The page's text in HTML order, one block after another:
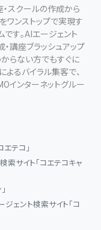
スクールの作成から
ワンストップで実現す
す。AIエージェント
講座ブラッシュアップ
らない方でもすぐに
よるバイラル集客で、
インターネットグルー
テコ」
索サイト「コエテコキャ
ジェント検索サイト「コ